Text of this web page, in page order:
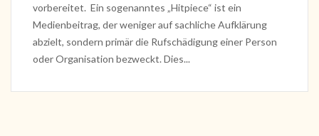
vorbereitet. Ein sogenanntes „Hitpiece“ ist ein
Medienbeitrag, der weniger auf sachliche Aufklärung
abzielt, sondern primär die Rufschädigung einer Person
oder Organisation bezweckt. Dies...